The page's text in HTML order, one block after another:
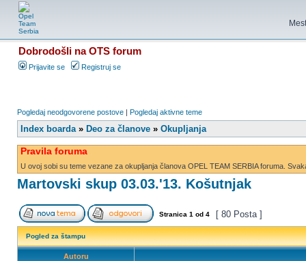
Dobrodošli na OTS forum
Prijavite se Registruj se
Pogledaj neodgovorene postove | Pogledaj aktivne teme
Index boarda» Deo za članove » Okupljanja
Pravila foruma
U ovoj sobi su teme vezane za okupljanja članova OPEL TEAM SERBIA foruma.
Martovski skup 03.03.'13. Košutnjak
Stranica 1 od 4 [ 80 Posta ]
Pogled za štampu
Autoru